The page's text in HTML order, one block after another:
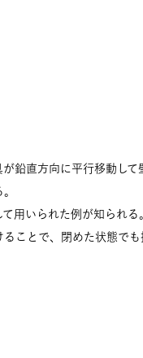
鉛直方向に平行移動して
用いられた例が知られる
ことで、閉めた状態で